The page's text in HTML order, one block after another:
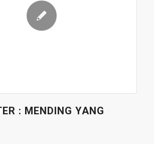
: MENDING YANG